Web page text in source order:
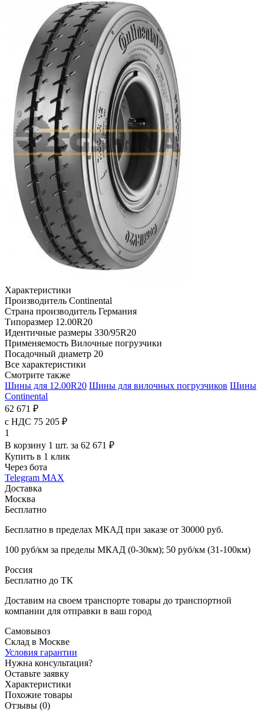
Характеристики
Производитель Continental
Страна производитель Германия
Типоразмер 12.00R20
Идентичные размеры 330/95R20
Применяемость Вилочные погрузчики
Посадочный диаметр 20
Все характеристики
Смотрите также
Шины для 12.00R20 Шины для вилочных погрузчиков Шины
Continental
62 671 ₽
с НДС 75 205 ₽
1
В корзину 1 шт. за 62 671 ₽
Купить в 1 клик
Через бота
Telegram MAX
Доставка
Москва
Бесплатно
Бесплатно в пределах МКАД при заказе от 30000 руб.
100 руб/км за пределы МКАД (0-30км); 50 руб/км (31-100км)
Россия
Бесплатно до ТК
Доставим на своем транспорте товары до транспортной
компании для отправки в ваш город
Самовывоз
Склад в Москве
Условия гарантии
Нужна консультация?
Оставьте заявку
Характеристики
Похожие товары
Отзывы (0)